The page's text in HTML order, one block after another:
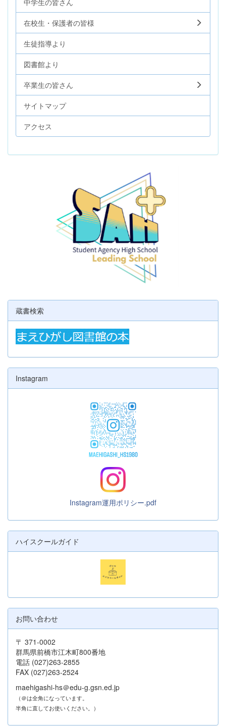
在校生・保護者の皆様
生徒指導より
図書館より
卒業生の皆さん
サイトマップ
アクセス
蔵書検索
Instagram
Instagram運用ポリシー.pdf
ハイスクールガイド
お問い合わせ
〒 371-0002
群馬県前橋市江木町800番地
電話 (027)263-2855
FAX (027)263-2524
maehigashi-hs＠edu-g.gsn.ed.jp
（＠は全角になっています。
半角に直してお使いください。）